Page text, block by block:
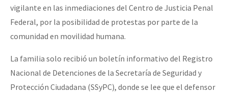
Eventos
Contacto
vigilante en las inmediaciones del Centro de Justicia Penal
Federal, por la posibilidad de protestas por parte de la
comunidad en movilidad humana.
La familia solo recibió un boletín informativo del Registro
Nacional de Detenciones de la Secretaría de Seguridad y
Protección Ciudadana (SSyPC), donde se lee que el defensor